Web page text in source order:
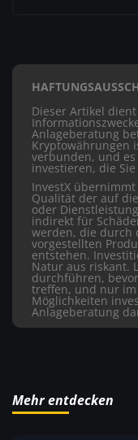
Dieser Artikel
Anlageberatung
Kryptowährungen
verbunden, und
investieren, die
InvestX
Qualität der auf
oder
indirekt für
werden, die durch
vorgestellten
entstehen.
Natur aus riskant.
durchführen,
treffen, und nur
Möglichkeiten
Anlageberatung
Mehr entdecken